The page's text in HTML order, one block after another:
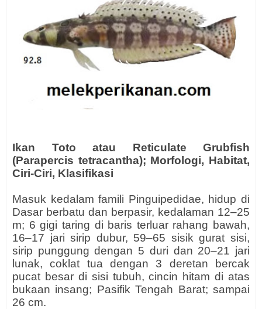
Ikan Toto atau Reticulate Grubfish
(Parapercis tetracantha); Morfologi, Habitat,
Ciri-Ciri, Klasifikasi
Masuk kedalam famili Pinguipedidae, hidup di
Dasar berbatu dan berpasir, kedalaman 12–25
m; 6 gigi taring di baris terluar rahang bawah,
16–17 jari sirip dubur, 59–65 sisik gurat sisi,
sirip punggung dengan 5 duri dan 20–21 jari
lunak, coklat tua dengan 3 deretan bercak
pucat besar di sisi tubuh, cincin hitam di atas
bukaan insang; Pasifik Tengah Barat; sampai
26 cm.